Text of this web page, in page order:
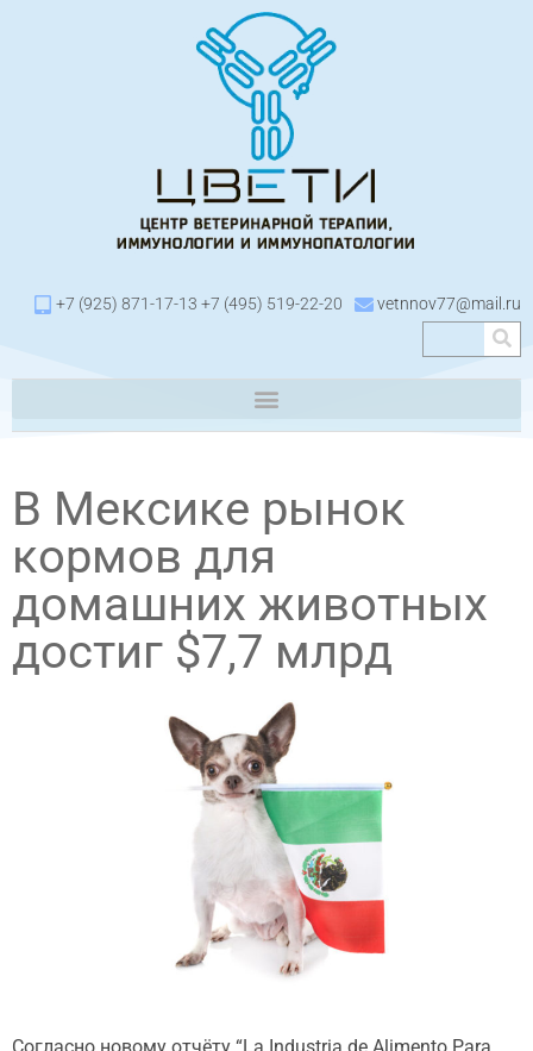
+7 (925) 871-17-13 +7 (495) 519-22-20 vetnnov77@mail.ru
В Мексике рынок
кормов для
домашних животных
достиг $7,7 млрд